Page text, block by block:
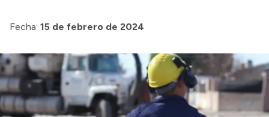
Presupuesto
Boletín Oficial
Compras y licitaciones
Consulta de expedientes
Consulta de pago a proveedores
Fecha: 15 de febrero de 2024